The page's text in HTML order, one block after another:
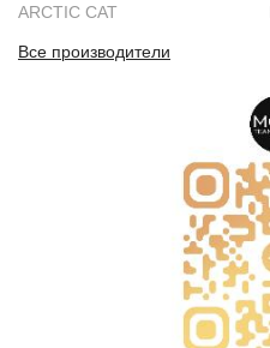
ARCTIC CAT
Все производители